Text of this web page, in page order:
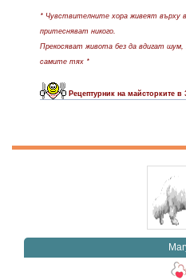
* Чувствителните хора живеят върху
притесняват никого.
Прекосяват живота без да вдигат
самите тях *
Рецептурник на майсторките в